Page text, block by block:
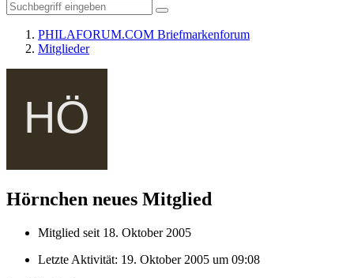
PHILAFORUM.COM Briefmarkenforum
Mitglieder
Hörnchen neues Mitglied
Mitglied seit 18. Oktober 2005
Letzte Aktivität: 19. Oktober 2005 um 09:08